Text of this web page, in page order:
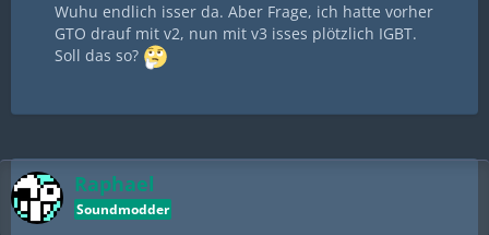
Wuhu endlich isser da. Aber Frage, ich hatte vorher
GTO drauf mit v2, nun mit v3 isses plötzlich IGBT.
Soll das so?
Raphael
Soundmodder